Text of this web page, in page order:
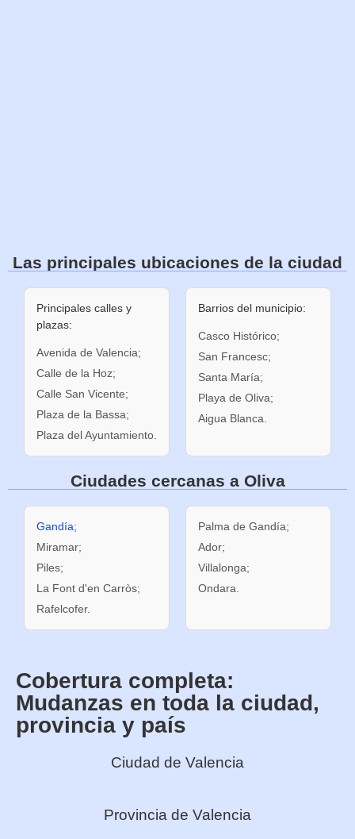
Las principales ubicaciones de la ciudad
Principales calles y
plazas:
Avenida de Valencia;
Calle de la Hoz;
Calle San Vicente;
Plaza de la Bassa;
Plaza del Ayuntamiento.
Barrios del municipio:
Casco Histórico;
San Francesc;
Santa María;
Playa de Oliva;
Aigua Blanca.
Ciudades cercanas a Oliva
Gandía;
Miramar;
Piles;
La Font d'en Carròs;
Rafelcofer.
Palma de Gandía;
Ador;
Villalonga;
Ondara.
Cobertura completa:
Mudanzas en toda la ciudad,
provincia y país
Ciudad de Valencia
Provincia de Valencia